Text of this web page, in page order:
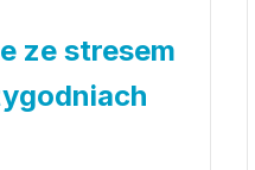
ze stresem